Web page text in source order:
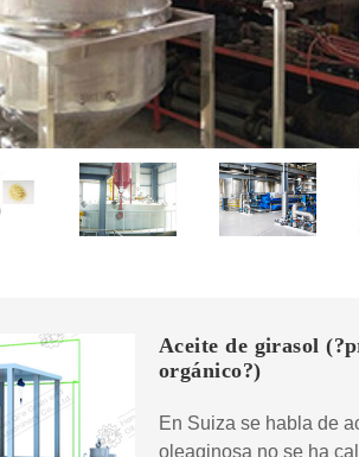
Aceite de girasol
orgánico?)
En Suiza se habla de
oleaginosa no se ha